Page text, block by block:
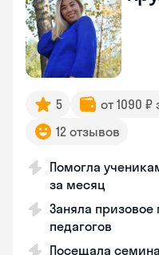
5 от 1090 ₽
12 отзывов
Помогла
за месяц
Заняла
педагогов
Посещала